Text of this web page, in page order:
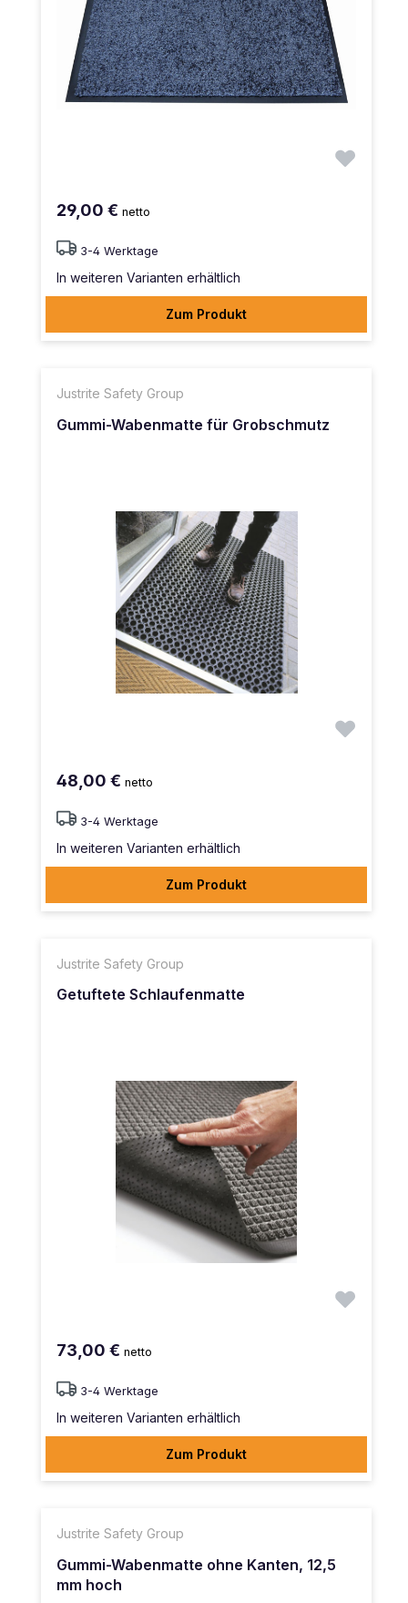
29,00 € netto
3-4 Werktage
In weiteren Varianten erhältlich
Zum Produkt
Justrite Safety Group
Gummi-Wabenmatte für Grobschmutz
48,00 € netto
3-4 Werktage
In weiteren Varianten erhältlich
Zum Produkt
Justrite Safety Group
Getuftete Schlaufenmatte
73,00 € netto
3-4 Werktage
In weiteren Varianten erhältlich
Zum Produkt
Justrite Safety Group
Gummi-Wabenmatte ohne Kanten, 12,5
mm hoch